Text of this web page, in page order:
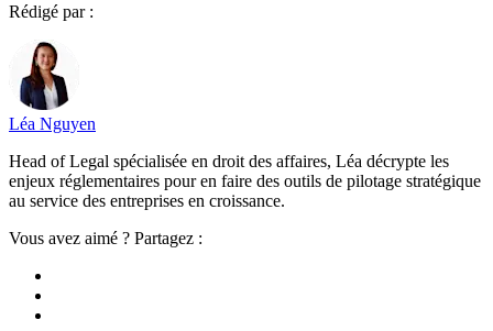
Rédigé par :
Léa Nguyen
Head of Legal spécialisée en droit des affaires, Léa décrypte les
enjeux réglementaires pour en faire des outils de pilotage stratégique
au service des entreprises en croissance.
Vous avez aimé ? Partagez :